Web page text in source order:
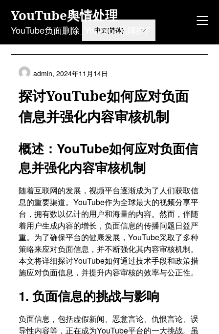
content
YouTube舆情处理
YouTube负面删除_YouTube品牌推广
探讨YouTube如何应对负面
信息并强化内容审核机制
admin,2024年11月14日
概述：YouTube如何应对负面信
息并强化内容审核机制
随着互联网的发展，视频平台逐渐成为了人们获取信
息的重要渠道。YouTube作为全球最大的视频分享平
台，拥有数以亿计的用户和海量的内容。然而，伴随
着用户生成内容的增长，负面信息的传播问题日益严
重。为了确保平台的健康发展，YouTube采取了多种
策略来应对负面信息，并不断强化其内容审核机制。
本文将详细探讨YouTube如何通过技术手段和政策措
施应对负面信息，并提升内容审核的效率与公正性。
1. 负面信息的挑战与影响
负面信息，包括虚假新闻、恶意言论、仇恨言论、误
导性内容等，正在成为YouTube平台的一大挑战。虽